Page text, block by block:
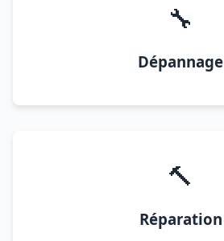
🔧
Dépannage
🔨
Réparation